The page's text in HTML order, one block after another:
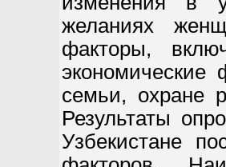
желаниях
факторы,
экономические
семьи, охране
Результаты
Узбекистане